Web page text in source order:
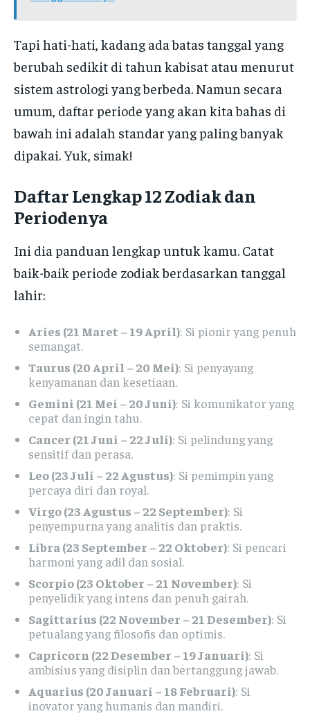
Tapi hati-hati, kadang ada batas tanggal yang
berubah sedikit di tahun kabisat atau menurut
sistem astrologi yang berbeda. Namun secara
umum, daftar periode yang akan kita bahas di
bawah ini adalah standar yang paling banyak
dipakai. Yuk, simak!
Daftar Lengkap 12 Zodiak dan
Periodenya
Ini dia panduan lengkap untuk kamu. Catat
baik-baik periode zodiak berdasarkan tanggal
lahir:
Aries (21 Maret – 19 April): Si pionir yang penuh
semangat.
Taurus (20 April – 20 Mei): Si penyayang
kenyamanan dan kesetiaan.
Gemini (21 Mei – 20 Juni): Si komunikator yang
cepat dan ingin tahu.
Cancer (21 Juni – 22 Juli): Si pelindung yang
sensitif dan perasa.
Leo (23 Juli – 22 Agustus): Si pemimpin yang
percaya diri dan royal.
Virgo (23 Agustus – 22 September): Si
penyempurna yang analitis dan praktis.
Libra (23 September – 22 Oktober): Si pencari
harmoni yang adil dan sosial.
Scorpio (23 Oktober – 21 November): Si
penyelidik yang intens dan penuh gairah.
Sagittarius (22 November – 21 Desember): Si
petualang yang filosofis dan optimis.
Capricorn (22 Desember – 19 Januari): Si
ambisius yang disiplin dan bertanggung jawab.
Aquarius (20 Januari – 18 Februari): Si
inovator yang humanis dan mandiri.